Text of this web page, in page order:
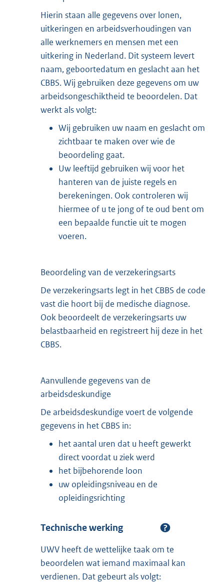
Hierin staan alle gegevens over lonen,
uitkeringen en arbeidsverhoudingen van
alle werknemers en mensen met een
uitkering in Nederland. Dit systeem levert
naam, geboortedatum en geslacht aan het
CBBS. Wij gebruiken deze gegevens om uw
arbeidsongeschiktheid te beoordelen. Dat
werkt als volgt:
Wij gebruiken uw naam en geslacht om
zichtbaar te maken over wie de
beoordeling gaat.
Uw leeftijd gebruiken wij voor het
hanteren van de juiste regels en
berekeningen. Ook controleren wij
hiermee of u te jong of te oud bent om
een bepaalde functie uit te mogen
voeren.
Beoordeling van de verzekeringsarts
De verzekeringsarts legt in het CBBS de code
vast die hoort bij de medische diagnose.
Ook beoordeelt de verzekeringsarts uw
belastbaarheid en registreert hij deze in het
CBBS.
Aanvullende gegevens van de
arbeidsdeskundige
De arbeidsdeskundige voert de volgende
gegevens in het CBBS in:
het aantal uren dat u heeft gewerkt
direct voordat u ziek werd
het bijbehorende loon
uw opleidingsniveau en de
opleidingsrichting
Technische werking
UWV heeft de wettelijke taak om te
beoordelen wat iemand maximaal kan
verdienen. Dat gebeurt als volgt: